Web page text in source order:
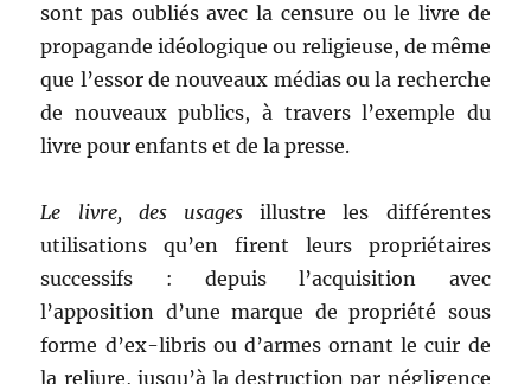
sont pas oubliés avec la censure ou le livre de
propagande idéologique ou religieuse, de même
que l’essor de nouveaux médias ou la recherche
de nouveaux publics, à travers l’exemple du
livre pour enfants et de la presse.
Le livre, des usages illustre les différentes
utilisations qu’en firent leurs propriétaires
successifs : depuis l’acquisition avec
l’apposition d’une marque de propriété sous
forme d’ex-libris ou d’armes ornant le cuir de
la reliure, jusqu’à la destruction par négligence